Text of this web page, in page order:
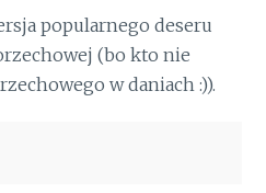
popularnego deseru
(bo kto nie
w daniach :)).